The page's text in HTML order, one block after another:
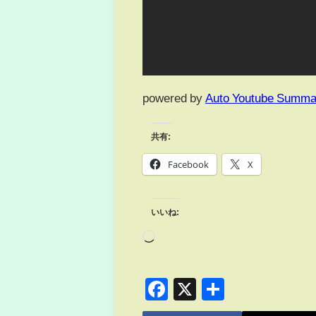
powered by Auto Youtube
共有:
Facebook X
いいね:
Facebook
X